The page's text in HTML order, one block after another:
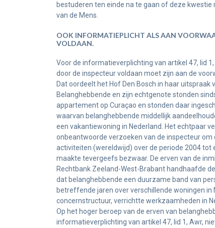
bestuderen ten einde na te gaan of deze
van de Mens.
OOK INFORMATIEPLICHT ALS AAN
VOLDAAN.
Voor de informatieverplichting van artikel 47, lid
door de inspecteur voldaan moet zijn aan de
Dat oordeelt het Hof Den Bosch in haar uitspraak
Belanghebbende en zijn echtgenote stonden
appartement op Curaçao en stonden daar
waarvan belanghebbende middellijk
een vakantiewoning in Nederland. Het echtpaar
onbeantwoorde verzoeken van de inspecteur
activiteiten (wereldwijd) over de periode 2004
maakte tevergeefs bezwaar. De erven van de
Rechtbank Zeeland-West-Brabant handhaafde
dat belanghebbende een duurzame band van
betreffende jaren over verschillende woningen in
concernstructuur, verrichtte werkzaamheden in
Op het hoger beroep van de erven van
informatieverplichting van artikel 47, lid 1, Awr,